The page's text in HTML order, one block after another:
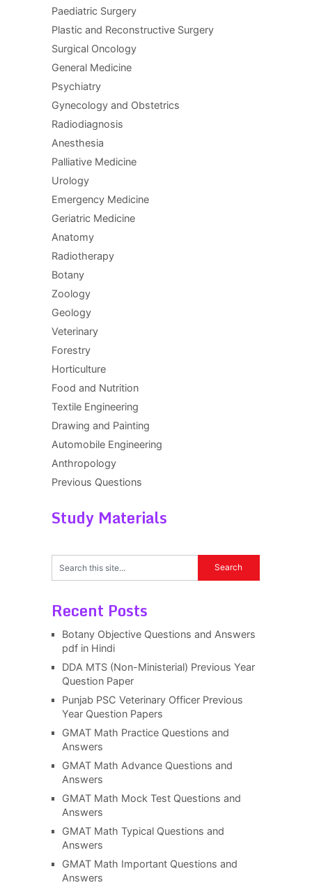
Paediatric Surgery
Plastic and Reconstructive Surgery
Surgical Oncology
General Medicine
Psychiatry
Gynecology and Obstetrics
Radiodiagnosis
Anesthesia
Palliative Medicine
Urology
Emergency Medicine
Geriatric Medicine
Anatomy
Radiotherapy
Botany
Zoology
Geology
Veterinary
Forestry
Horticulture
Food and Nutrition
Textile Engineering
Drawing and Painting
Automobile Engineering
Anthropology
Previous Questions
Study Materials
Recent Posts
Botany Objective Questions and Answers
pdf in Hindi
DDA MTS (Non-Ministerial) Previous Year
Question Paper
Punjab PSC Veterinary Officer Previous
Year Question Papers
GMAT Math Practice Questions and
Answers
GMAT Math Advance Questions and
Answers
GMAT Math Mock Test Questions and
Answers
GMAT Math Typical Questions and
Answers
GMAT Math Important Questions and
Answers